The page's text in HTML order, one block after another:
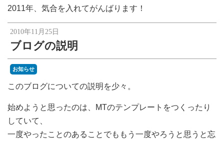
2011年、気合を入れてがんばります！
2010年11月25日
ブログの説明
お知らせ
このブログについての説明を少々。
始めようと思ったのは、MTのテンプレートをつくったり
していて、
一度やったことのあることでももう一度やろうと思うと忘